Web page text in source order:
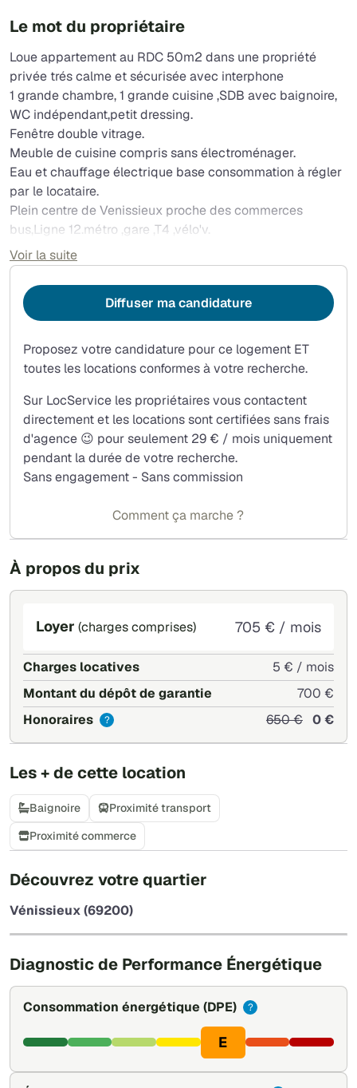
Le mot du propriétaire
Loue appartement au RDC 50m2 dans une propriété
privée trés calme et sécurisée avec interphone
1 grande chambre, 1 grande cuisine ,SDB avec baignoire,
WC indépendant,petit dressing.
Fenêtre double vitrage.
Meuble de cuisine compris sans électroménager.
Eau et chauffage électrique base consommation à régler
par le locataire.
Plein centre de Venissieux proche des commerces
bus,Ligne 12.métro ,gare ,T4 ,vélo'v.
Place de parking de la ville de Vénissieux à côté de
l'appartement.
Voir la suite
À propos du prix
Loyer (charges comprises) 705 € / mois
Charges locatives
5 € / mois
Montant du dépôt de garantie
700 €
Honoraires
? 650 € 0 €
Les + de cette location
Baignoire
Proximité transport
Proximité commerce
Découvrez votre quartier
Vénissieux (69200)
Diagnostic de Performance Énergétique
Consommation énergétique (DPE) ?
E
Proposez votre candidature pour ce logement ET
toutes les locations conformes à votre recherche.
Sur LocService les propriétaires vous contactent
directement et les locations sont certifiées sans frais
d'agence 😉 pour seulement 29 € / mois uniquement
pendant la durée de votre recherche.
Sans engagement - Sans commission
Diffuser ma candidature
Comment ça marche ?